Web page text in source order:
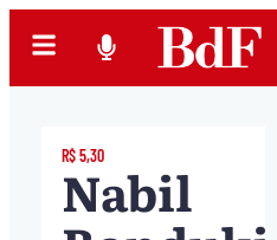
R$ 5,30
Nabil